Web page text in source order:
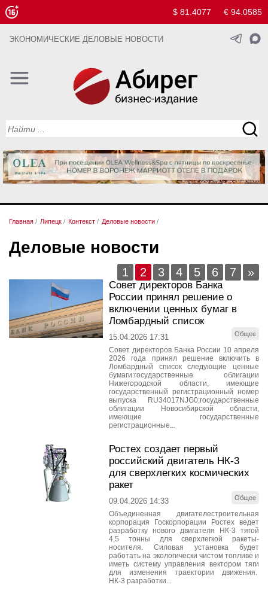
$ 81.4077 € 94.0585
ЭКОНОМИЧЕСКИЕ ДЕЛОВЫЕ НОВОСТИ
Главная / Липецк / Контекст / Деловые новости /
Деловые новости
1 2 3 4 5 6 7 »
Совет директоров Банка
России принял решение о
включении ценных бумаг в
Ломбардный список
Общее
15.04.2026 17:31
Совет директоров Банка России 10 апреля
2026 года принял решение включить в
Ломбардный список следующие ценные
бумаги:государственные облигации
Нижегородской области, имеющие
государственный регистрационный номер
выпуска RU34017NJG0;государственные
облигации Новосибирской области,
имеющие государственные
регистрационные...
Ростех создает первый
российский двигатель НК-3
для сверхлегких космических
ракет
Общее
09.04.2026 14:33
Объединенная двигателестроительная
корпорация Госкорпорации Ростех ведет
разработку нового двигателя НК-3 тягой
4,5 тонны для сверхлегкой ракеты-
носителя. Силовая установка будет
работать на экологически чистом топливе и
иметь систему управления вектором тяги
для изменения траектории движения.
НК-3 разработки...